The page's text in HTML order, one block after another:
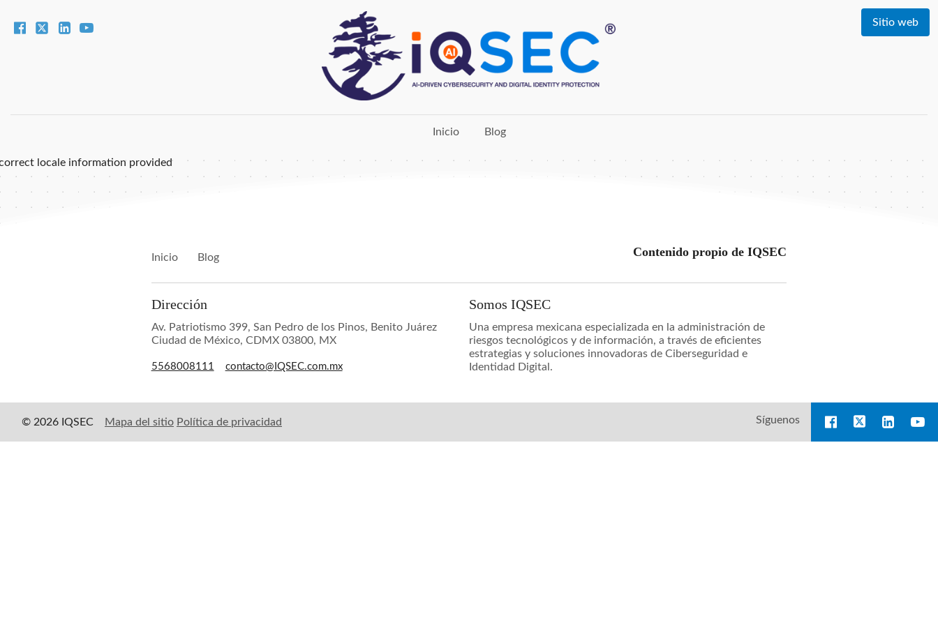
Inicio Blog
Sitio web
locale information provided
Inicio Blog Contenido propio de IQSEC
Dirección
Av. Patriotismo 399, San Pedro de los Pinos, Benito Juárez
Ciudad de México, CDMX 03800, MX
5568008111 contacto@IQSEC.com.mx
Somos IQSEC
Una empresa mexicana especializada en la administración de
riesgos tecnológicos y de información, a través de eficientes
estrategias y soluciones innovadoras de Ciberseguridad e
Identidad Digital.
© 2026 IQSEC Mapa del sitio Política de privacidad Síguenos